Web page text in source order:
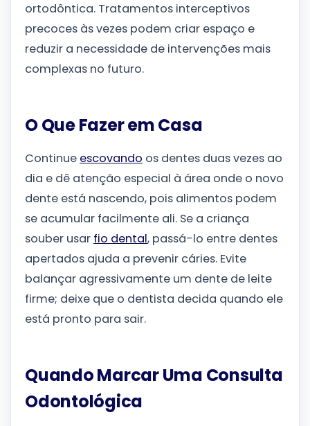
ortodôntica. Tratamentos interceptivos
precoces às vezes podem criar espaço e
reduzir a necessidade de intervenções mais
complexas no futuro.
O Que Fazer em Casa
Continue escovando os dentes duas vezes ao
dia e dê atenção especial à área onde o novo
dente está nascendo, pois alimentos podem
se acumular facilmente ali. Se a criança
souber usar fio dental, passá-lo entre dentes
apertados ajuda a prevenir cáries. Evite
balançar agressivamente um dente de leite
firme; deixe que o dentista decida quando ele
está pronto para sair.
Quando Marcar Uma Consulta
Odontológica